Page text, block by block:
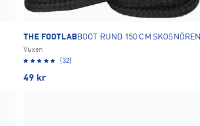
THE FOOTLABBOOT RUND 150 CM SKOSNÖREN
Vuxen
(32)
49 kr